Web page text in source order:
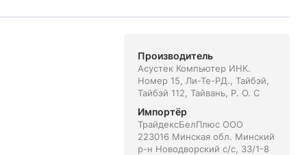
Производитель
Асустек Компьютер ИНК.
Номер 15, Ли-Те-РД., Тайбэй,
Тайбэй 112, Тайвань, Р. О. С
Импортёр
ТрайдексБелПлюс ООО
223016 Минская обл. Минский
р-н Новодворский с/с, 33/1-8